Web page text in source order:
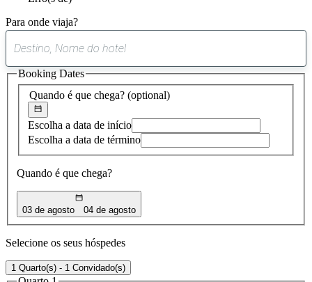
Para onde viaja?
sugestão
encontrada
Quando é que chega? (optional)
Escolha a data de início
Escolha a data de término
Quando é que chega?
03 de agosto 04 de agosto
Booking Dates
Selecione os seus hóspedes
1 Quarto(s) - 1 Convidado(s)